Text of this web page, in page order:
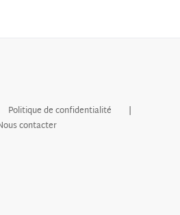
Politique de confidentialité
contacter